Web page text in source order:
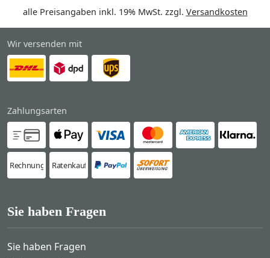
alle Preisangaben inkl. 19% MwSt. zzgl. Versandkosten
Wir versenden mit
Zahlungsarten
Rechnung Ratenkauf
Sie haben Fragen
Sie haben Fragen